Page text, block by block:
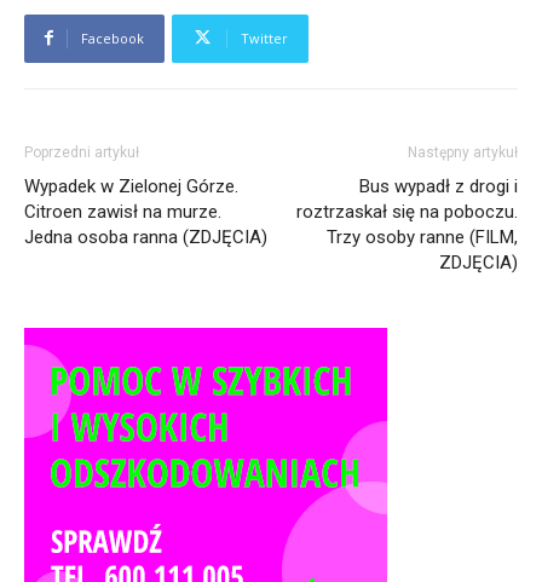
Facebook Twitter
Poprzedni artykuł
Wypadek w Zielonej Górze.
Citroen zawisł na murze.
Jedna osoba ranna (ZDJĘCIA)
Następny artykuł
Bus wypadł z drogi i
roztrzaskał się na poboczu.
Trzy osoby ranne (FILM,
ZDJĘCIA)